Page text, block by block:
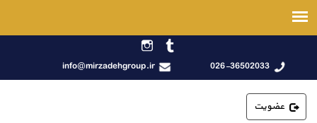
026-36502033
info@mirzadehgroup.ir
عضویت